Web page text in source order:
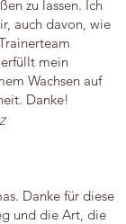
zu lassen. Ich
auch davon, wie
mein
Wachsen auf
Danke!
Danke für diese
und die Art, die